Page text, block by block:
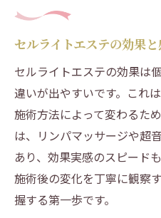
セルライトエステの効果
セルライトエステの効果は
違いが出やすいです。これ
施術方法によって変わるた
は、リンパマッサージや超
あり、効果実感のスピード
施術後の変化を丁寧に観察
握する第一歩です。